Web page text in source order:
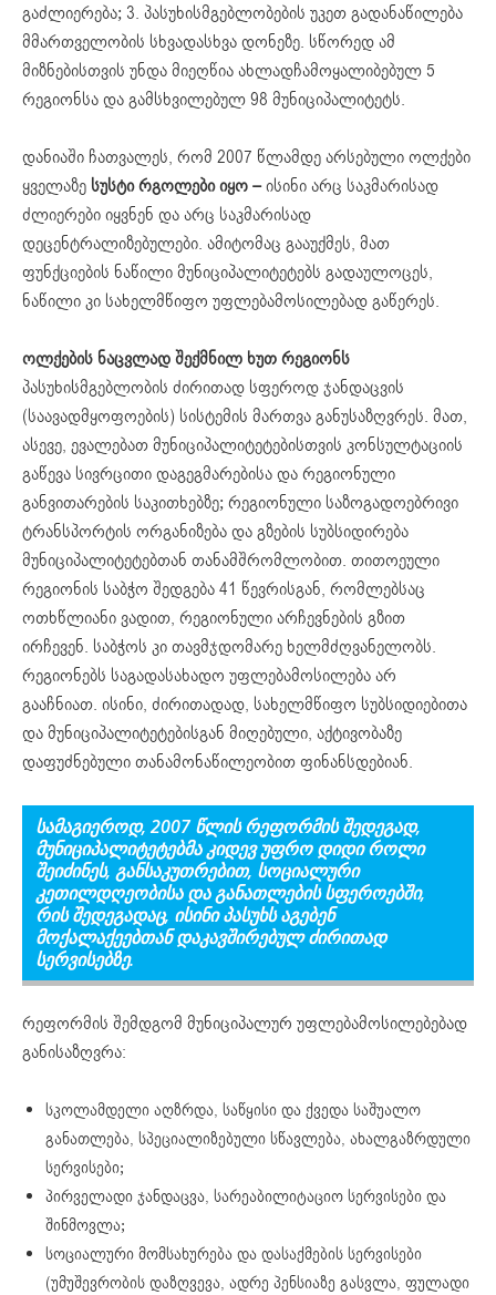
გაძლიერება; 3. პასუხისმგებლობების უკეთ გადანაწილება
მმართველობის სხვადასხვა დონეზე. სწორედ ამ
მიზნებისთვის უნდა მიეღწია ახლადჩამოყალიბებულ 5
რეგიონსა და გამსხვილებულ 98 მუნიციპალიტეტს.
დანიაში ჩათვალეს, რომ 2007 წლამდე არსებული ოლქები
ყველაზე სუსტირგოლები იყო–ისინი არც საკმარისად
ძლიერები იყვნენ და არც საკმარისად
დეცენტრალიზებულები. ამიტომაც გააუქმეს, მათ
ფუნქციების ნაწილი მუნიციპალიტეტებს გადაულოცეს,
ნაწილი კი სახელმწიფო უფლებამოსილებად გაწერეს.
ოლქების ნაცვლად შექმნილ ხუთრეგიონს
პასუხისმგებლობის ძირითად სფეროდ ჯანდაცვის
(საავადმყოფოების) სისტემის მართვა განუსაზღვრეს. მათ,
ასევე, ევალებათ მუნიციპალიტეტებისთვის კონსულტაციის
გაწევა სივრცითი დაგეგმარებისა და რეგიონული
განვითარების საკითხებზე; რეგიონული საზოგადოებრივი
ტრანსპორტის ორგანიზება და გზების სუბსიდირება
მუნიციპალიტეტებთან თანამშრომლობით. თითოეული
რეგიონის საბჭო შედგება 41 წევრისგან, რომლებსაც
ოთხწლიანი ვადით, რეგიონული არჩევნების გზით
ირჩევენ. საბჭოს კი თავმჯდომარე ხელმძღვანელობს.
რეგიონებს საგადასახადო უფლებამოსილება არ
გააჩნიათ. ისინი, ძირითადად, სახელმწიფო სუბსიდიებითა
და მუნიციპალიტეტებისგან მიღებული, აქტივობაზე
დაფუძნებული თანამონაწილეობით ფინანსდებიან.
სამაგიეროდ, 2007 წლის რეფორმის შედეგად,
მუნიციპალიტეტებმა კიდევ უფრო დიდი როლი
შეიძინეს, განსაკუთრებით, სოციალური
კეთილდღეობისა და განათლების სფეროებში,
რის შედეგადაც, ისინი პასუხს აგებენ
მოქალაქეებთან დაკავშირებულ ძირითად
სერვისებზე.
რეფორმის შემდგომ მუნიციპალურ უფლებამოსილებებად
განისაზღვრა:
სკოლამდელი აღზრდა, საწყისი და ქვედა საშუალო
განათლება, სპეციალიზებული სწავლება, ახალგაზრდული
სერვისები;
პირველადი ჯანდაცვა, სარეაბილიტაციო სერვისები და
შინმოვლა;
სოციალური მომსახურება და დასაქმების სერვისები
(უმუშევრობის დაზღვევა, ადრე პენსიაზე გასვლა, ფულადი